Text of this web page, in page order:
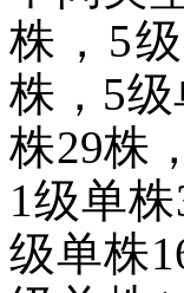
株，5
株，5
株29株
1级单
级单株